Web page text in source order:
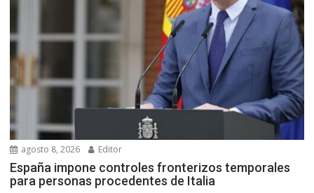
agosto 8, 2026 Editor
España impone controles fronterizos temporales
para personas procedentes de Italia